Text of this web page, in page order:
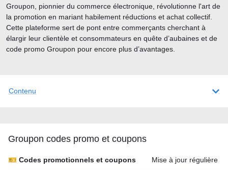
Contenu
Groupon codes promo et coupons
🎫 Codes promotionnels et coupons Mise à jour régulière
Groupon, pionnier du commerce électronique, révolutionne l'art de
la promotion en mariant habilement réductions et achat collectif.
Cette plateforme sert de pont entre commerçants cherchant à
élargir leur clientèle et consommateurs en quête d’aubaines et de
code promo Groupon pour encore plus d’avantages.